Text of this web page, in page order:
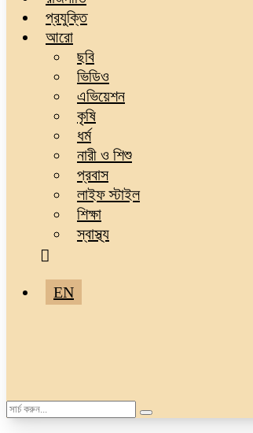
প্রযুক্তি
আরো
ছবি
ভিডিও
এভিয়েশন
কৃষি
ধর্ম
নারী ও শিশু
প্রবাস
লাইফ স্টাইল
শিক্ষা
স্বাস্থ্য
EN